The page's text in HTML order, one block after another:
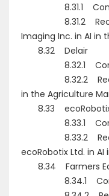
8.31.1
8.31.2 Recent
Imaging Inc. in AI in
8.32 Delair
8.32.1
8.32.2 Recent
in the Agriculture
8.33 ecoRobotix
8.33.1
8.33.2
ecoRobotix Ltd. in
8.34 Farmers
8.34.1